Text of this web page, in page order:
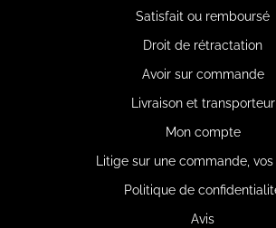
Satisfait ou remboursé
Droit de rétractation
Avoir sur commande
Livraison et transporteur
Mon compte
Litige sur une commande,
Politique de
Avis